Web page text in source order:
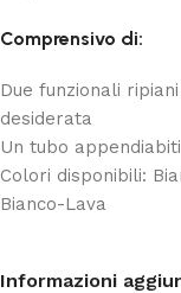
Comprensivo di:
Due funzionali
desiderata
Un tubo appendiabiti
Colori disponibili:
Bianco-Lava
Informazioni